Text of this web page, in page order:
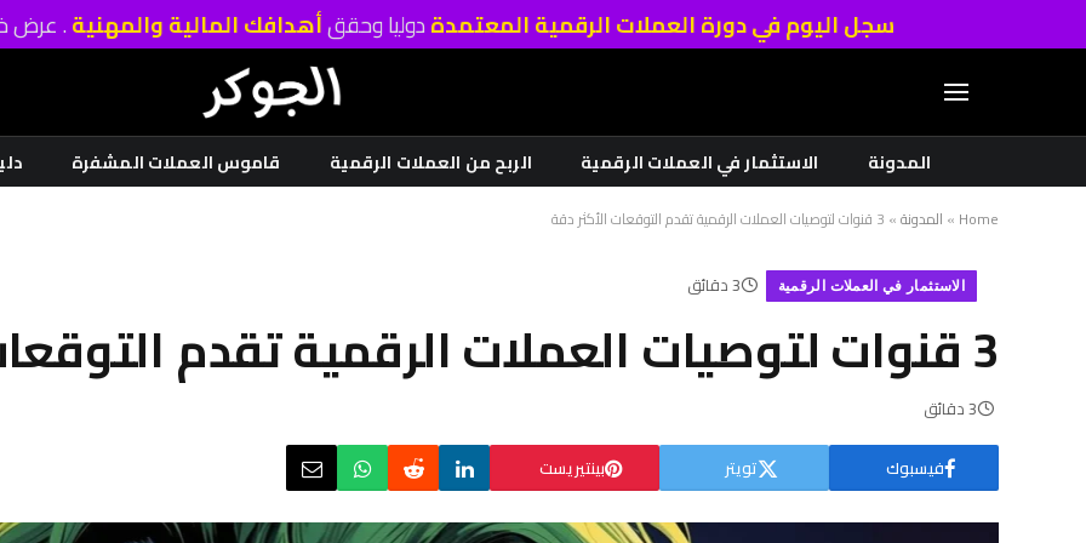
سجل اليوم في دورة العملات الرقمية المعتمدةدوليا وحققأهدافك المالية والمهنية. عرض
المدونة
الاستثمار في العملات الرقمية الربح من العملات الرقمية قاموس العملات المشفرة
Home
» المدونة» 3 قنوات لتوصيات العملات الرقمية تقدم التوقعات الأكثر دقة
الاستثمار في العملات الرقمية 3 دقائق
3 قنوات لتوصيات العملات الرقمية تقدم التوقعات الأكثر دقة
3 دقائق
فيسبوك تويتر بينتيريست